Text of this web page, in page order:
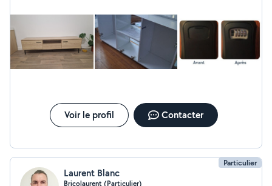
ou plastique ) Je suis à votre disposition pour besoin de
service selon mes multiple compétences éditées .
Voir le profil Contacter
Particulier
Laurent Blanc
Bricolaurent (Particulier)